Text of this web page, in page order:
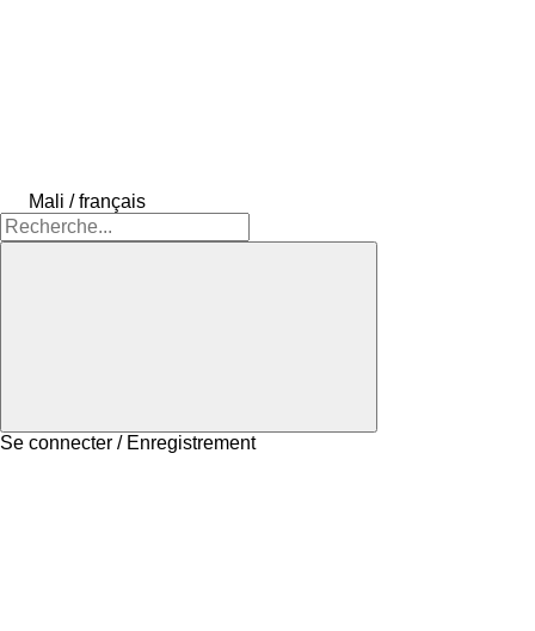
Mali / français
Se connecter / Enregistrement